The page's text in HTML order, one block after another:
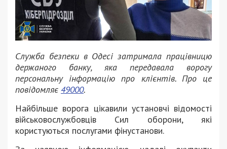
Служба безпеки в Одесі затримала працівницю
держаного банку, яка передавала ворогу
персональну інформацію про клієнтів. Про це
повідомляє 49000.
Найбільше ворога цікавили установчі відомості
військовослужбовців Сил оборони, які
користуються послугами фінустанови.